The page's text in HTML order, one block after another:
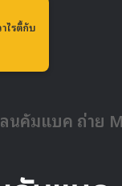
ไรตี้กับ